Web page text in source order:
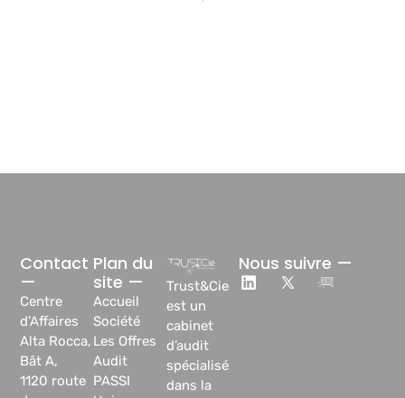
Trust&Cie
est un
cabinet
d’audit
spécialisé
dans la
Plan du
site —
Accueil
Société
Les Offres
Audit
PASSI
Contact
—
Centre
d’Affaires
Alta Rocca,
Bât A,
1120 route
Nous suivre —